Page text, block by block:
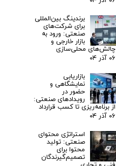
برندینگ بین‌المللی
برای شرکت‌های
صنعتی: ورود به
بازار خارجی و
چالش‌های محلی‌سازی
۰۶ آذر ۰۴
بازاریابی
نمایشگاهی و
حضور در
رویدادهای صنعتی:
از برنامه‌ریزی تا کسب قرارداد
۰۶ آذر ۰۴
استراتژی محتوای
صنعتی: تولید
محتوا برای
تصمیم‌گیرندگان